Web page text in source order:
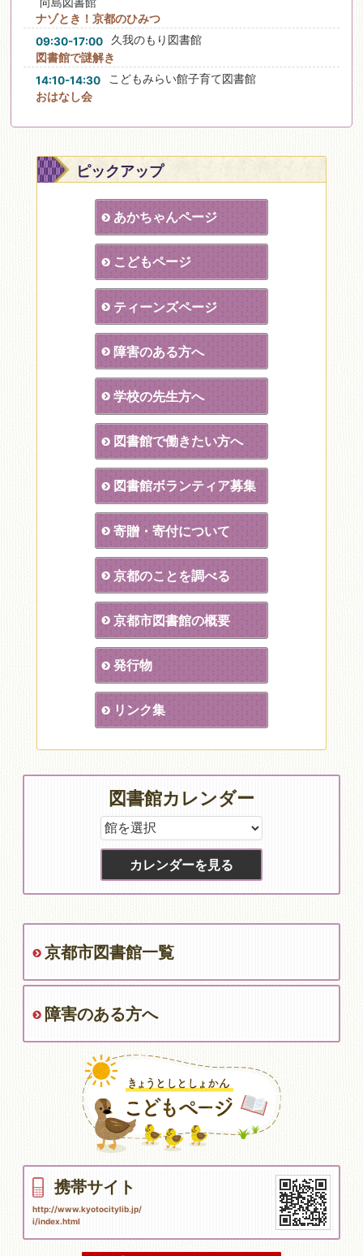
向島図書館
ナゾとき！京都のひみつ
09:30-17:00 久我のもり図書館
図書館で謎解き
14:10-14:30 こどもみらい館子育て図書館
おはなし会
ピックアップ
あかちゃんページ
こどもページ
ティーンズページ
障害のある方へ
学校の先生方へ
図書館で働きたい方へ
図書館ボランティア募集
寄贈・寄付について
京都のことを調べる
京都市図書館の概要
発行物
リンク集
図書館カレンダー
京都市図書館一覧
障害のある方へ
携帯サイト
http://www.kyotocitylib.jp/
i/index.html